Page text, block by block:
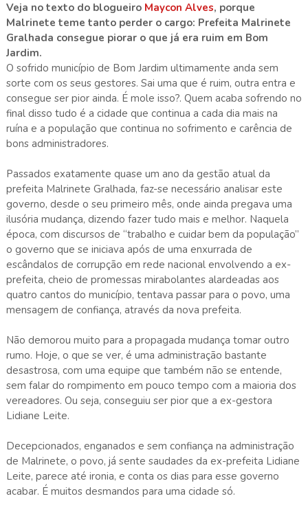
Veja no texto do blogueiro Maycon Alves, porque
Malrinete teme tanto perder o cargo: Prefeita Malrinete
Gralhada consegue piorar o que já era ruim em Bom
Jardim.
O sofrido município de Bom Jardim ultimamente anda sem
sorte com os seus gestores. Sai uma que é ruim, outra entra e
consegue ser pior ainda. É mole isso?. Quem acaba sofrendo no
final disso tudo é a cidade que continua a cada dia mais na
ruína e a população que continua no sofrimento e carência de
bons administradores.
Passados exatamente quase um ano da gestão atual da
prefeita Malrinete Gralhada, faz-se necessário analisar este
governo, desde o seu primeiro mês, onde ainda pregava uma
ilusória mudança, dizendo fazer tudo mais e melhor. Naquela
época, com discursos de “trabalho e cuidar bem da população”
o governo que se iniciava após de uma enxurrada de
escândalos de corrupção em rede nacional envolvendo a ex-
prefeita, cheio de promessas mirabolantes alardeadas aos
quatro cantos do município, tentava passar para o povo, uma
mensagem de confiança, através da nova prefeita.
Não demorou muito para a propagada mudança tomar outro
rumo. Hoje, o que se ver, é uma administração bastante
desastrosa, com uma equipe que também não se entende,
sem falar do rompimento em pouco tempo com a maioria dos
vereadores. Ou seja, conseguiu ser pior que a ex-gestora
Lidiane Leite.
Decepcionados, enganados e sem confiança na administração
de Malrinete, o povo, já sente saudades da ex-prefeita Lidiane
Leite, parece até ironia, e conta os dias para esse governo
acabar. É muitos desmandos para uma cidade só.